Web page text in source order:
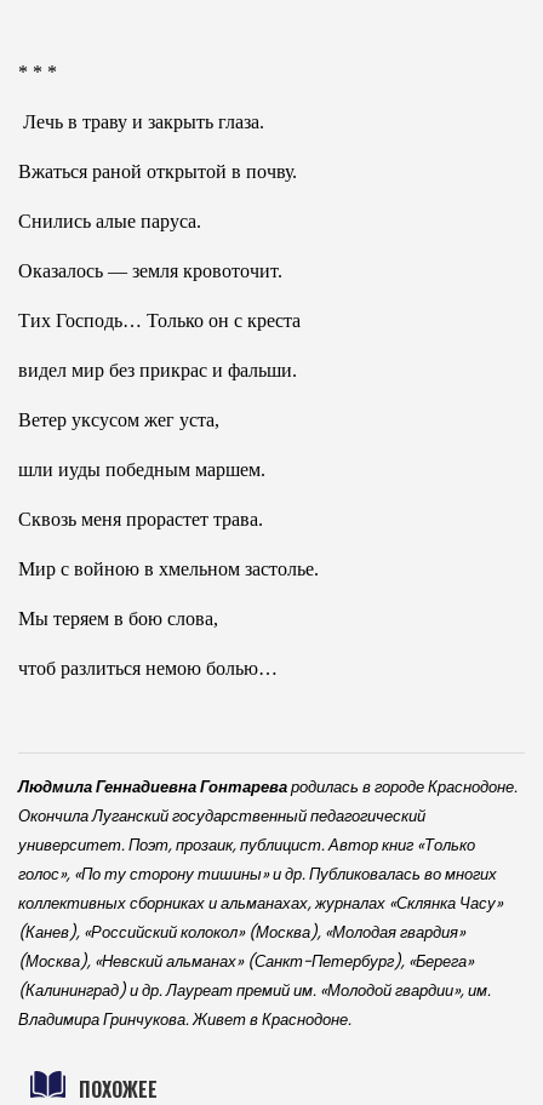
* * *
Лечь в траву и закрыть глаза.
Вжаться раной открытой в почву.
Снились алые паруса.
Оказалось — земля кровоточит.
Тих Господь… Только он с креста
видел мир без прикрас и фальши.
Ветер уксусом жег уста,
шли иуды победным маршем.
Сквозь меня прорастет трава.
Мир с войною в хмельном застолье.
Мы теряем в бою слова,
чтоб разлиться немою болью…
Людмила Геннадиевна Гонтаревародилась в городе Краснодоне.
Окончила Луганский государственный педагогический
университет. Поэт, прозаик, публицист. Автор книг «Только
голос», «По ту сторону тишины» и др. Публиковалась во многих
коллективных сборниках и альманахах, журналах «Склянка Часу»
(Канев), «Российский колокол» (Москва), «Молодая гвардия»
(Москва), «Невский альманах» (Санкт-Петербург), «Берега»
(Калининград) и др. Лауреат премий им. «Молодой гвардии», им.
Владимира Гринчукова. Живет в Краснодоне.
ПОХОЖЕЕ